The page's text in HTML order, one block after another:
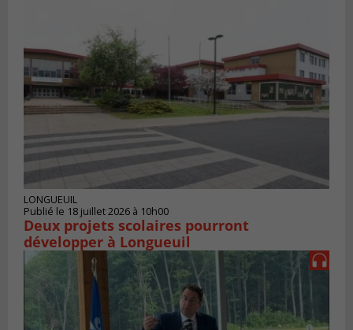
LONGUEUIL
Publié le 18 juillet 2026 à 10h00
Deux projets scolaires pourront
développer à Longueuil